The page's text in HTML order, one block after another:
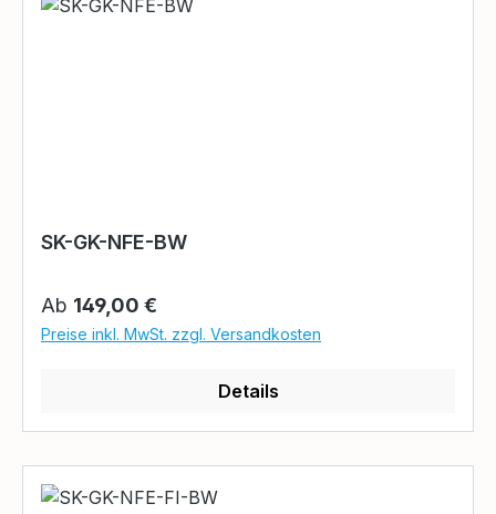
SK-GK-NFE-BW
Regulärer Preis:
Ab 149,00 €
Preise inkl. MwSt. zzgl. Versandkosten
Details